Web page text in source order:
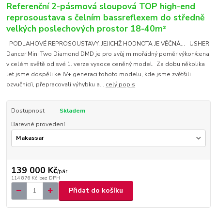
Referenční 2-pásmová sloupová TOP high-end
reprosoustava s čelním bassreflexem do středně
velkých poslechových prostor 18-40m²
PODLAHOVÉ REPROSOUSTAVY, JEJICHŽ HODNOTA JE VĚČNÁ... USHER
Dancer Mini Two Diamond DMD je pro svůj mimořádný poměr výkon/cena
v celém světě od své 1. verze vysoce ceněný model. Za dobu několika
let jsme dospěli ke IV+ generaci tohoto modelu, kde jsme zvětšili
ozvučnicíi, přepracovali výhybku a... celý popis
Dostupnost
Skladem
Barevné provedení
139 000 Kč/pár
114 876 Kč bez DPH
Přidat do košíku